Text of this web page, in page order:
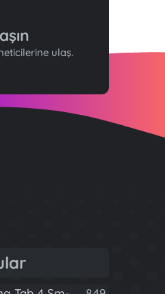
ulaş.